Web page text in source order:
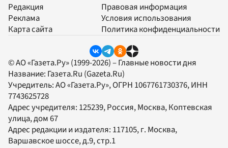
Редакция
Реклама
Карта сайта
Правовая информация
Условия использования
Политика конфиденциальности
© АО «Газета.Ру» (1999-2026) – Главные новости дня
Название: Газета.Ru (Gazeta.Ru)
Учредитель:АО «Газета.Ру», ОГРН 1067761730376, ИНН
7743625728
Адрес учредителя: 125239, Россия, Москва, Коптевская
улица, дом 67
Адрес редакции и издателя: 117105, г. Москва,
Варшавское шоссе, д.9, стр.1